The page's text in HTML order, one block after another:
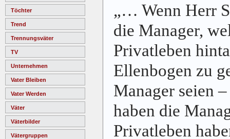
Töchter
Trend
Trennungsväter
TV
Unternehmen
Vater Bleiben
Vater Werden
Väter
Väterbilder
Vätergruppen
„… Wenn Herr
die Manager,
Privatleben
Ellenbogen zu
Manager seien
haben die
Privatleben